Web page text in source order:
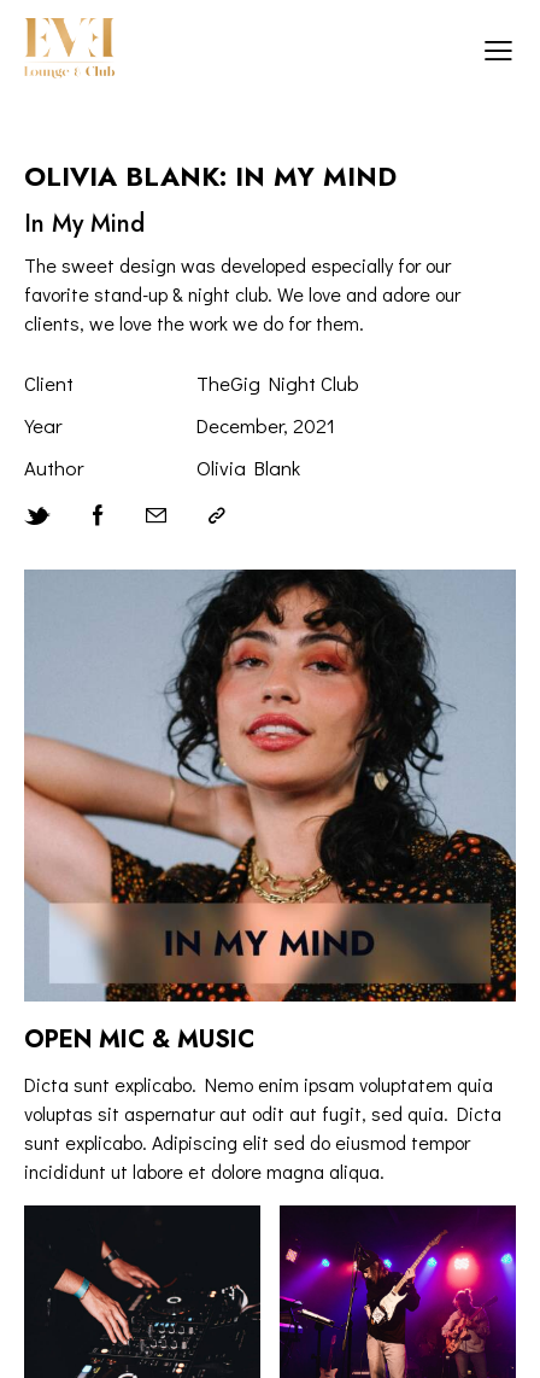
OLIVIA BLANK: IN MY MIND
In My Mind
The sweet design was developed especially for our
favorite stand-up & night club. We love and adore our
clients, we love the work we do for them.
Client
TheGig Night Club
Year
December, 2021
Author
Olivia Blank
OPEN MIC & MUSIC
Dicta sunt explicabo. Nemo enim ipsam voluptatem quia
voluptas sit aspernatur aut odit aut fugit, sed quia. Dicta
sunt explicabo. Adipiscing elit sed do eiusmod tempor
incididunt ut labore et dolore magna aliqua.